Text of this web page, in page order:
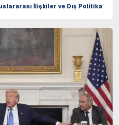
İlişkiler ve Dış Politika